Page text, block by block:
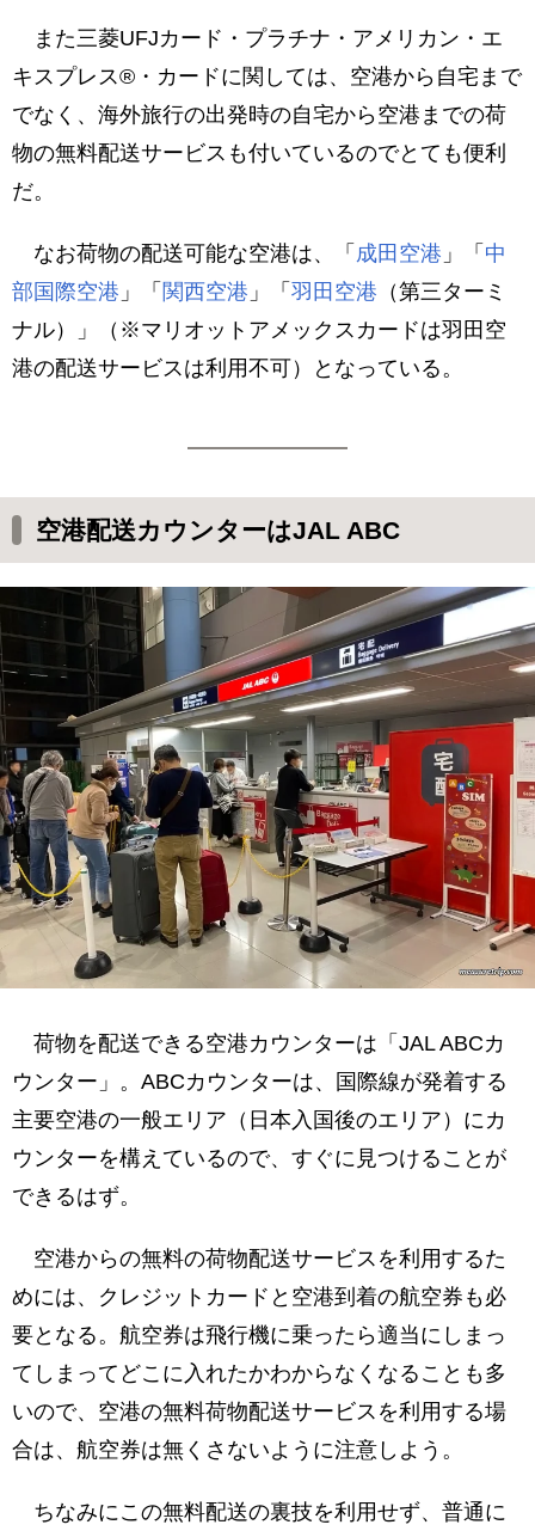
また三菱UFJカード・プラチナ・アメリカン・エ
キスプレス®・カードに関しては、空港から自宅まで
でなく、海外旅行の出発時の自宅から空港までの荷
物の無料配送サービスも付いているのでとても便利
だ。
なお荷物の配送可能な空港は、「 成田空港 」「 中
部国際空港 」「 関西空港 」「 羽田空港 （第三ターミ
ナル）」（※マリオットアメックスカードは羽田空
港の配送サービスは利用不可）となっている。
空港配送カウンターはJAL ABC
荷物を配送できる空港カウンターは「JAL ABCカ
ウンター」。ABCカウンターは、国際線が発着する
主要空港の一般エリア（日本入国後のエリア）にカ
ウンターを構えているので、すぐに見つけることが
できるはず。
空港からの無料の荷物配送サービスを利用するた
めには、クレジットカードと空港到着の航空券も必
要となる。航空券は飛行機に乗ったら適当にしまっ
てしまってどこに入れたかわからなくなることも多
いので、空港の無料荷物配送サービスを利用する場
合は、航空券は無くさないように注意しよう。
ちなみにこの無料配送の裏技を利用せず、普通に